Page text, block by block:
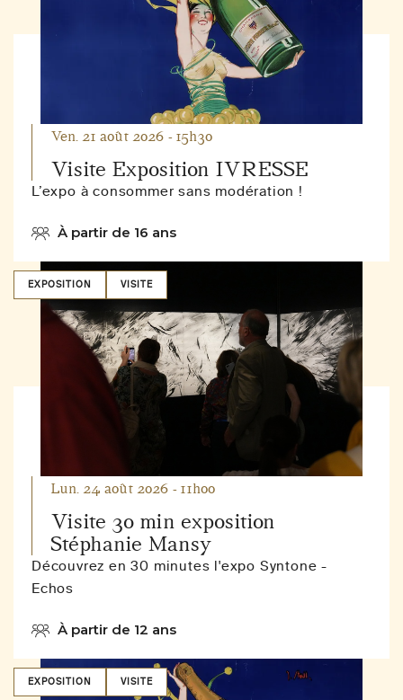
Visite Exposition IVRESSE
Ven. 21 août 2026 - 15h30
L’expo à consommer sans modération !
À partir de 16 ans
Visite 30 min exposition
Stéphanie Mansy
Lun. 24 août 2026 - 11h00
Découvrez en 30 minutes l'expo Syntone -
Echos
À partir de 12 ans
EXPOSITION VISITE
EXPOSITION VISITE